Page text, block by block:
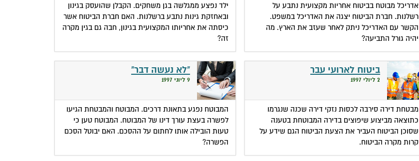
אדריכל מבוטח בביטוח אחריות מקצועית נתבע על
רשלנות. חברת הביטוח יצגה את האדריכל במשפט.
הקשר עם האדריכל ניתק לאחר שעזב את הארץ. מה
יהיה גורל התביעה?
ילד נפצע ממגלשה בגן משחקים. הקבלן שהועסק בגינון
ובאחזקת גינות נתבע ברשלנות. האם חברת הביטוח אשר
כיסתה את אחריותו המקצועית בגינון, חבה גם בגין מקרה
זה?
ביטוח לארועי עבר
2 ליולי 1997
מבטחת דירה סירבה לכסות נזקי דירה שכנה שנגרמו
כתוצאה מביצוע שיפוצים בדירה המבוטחת בטענה
שסוכן הביטוח העביר את הצעת הביטוח הגם שידע על
קרות מקרה הביטוח.
"לא נעשה דבר"
9 ליוני 1997
המבוטח נפגע בתאונת דרכים. המבוטח והמבטחת הגיעו
לפשרה בעצת עורך דינו של המבוטח. המבוטח טען כי
טעות הובילה אותו לחתום על ההסכם. האם יבוטל הסכם
הפשרה?